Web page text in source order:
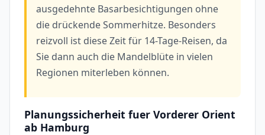
ausgedehnte Basarbesichtigungen ohne
die drückende Sommerhitze. Besonders
reizvoll ist diese Zeit für 14-Tage-Reisen, da
Sie dann auch die Mandelblüte in vielen
Regionen miterleben können.
Planungssicherheit fuer Vorderer Orient
ab Hamburg